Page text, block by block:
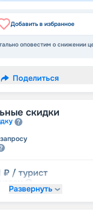
Добавить в избранное
оповестим о снижении
Поделиться
скидки
₽ / турист
Развернуть